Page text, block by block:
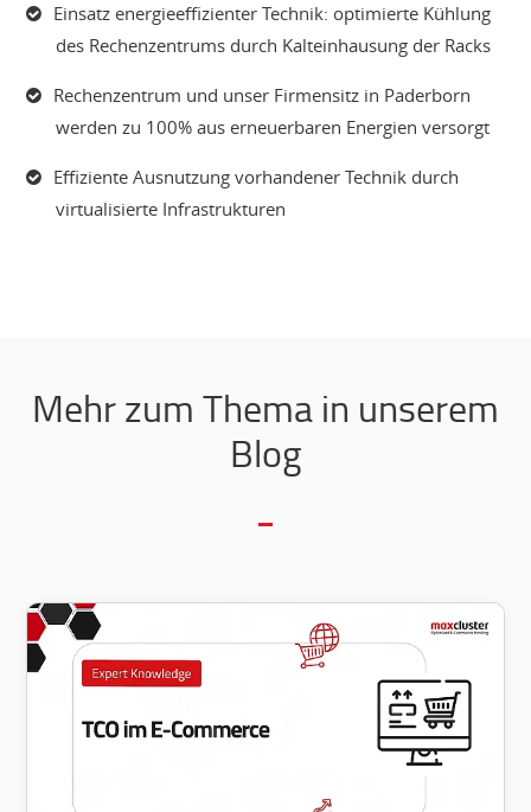
Einsatz energieeffizienter Technik: optimierte Kühlung
des Rechenzentrums durch Kalteinhausung der Racks
Rechenzentrum und unser Firmensitz in Paderborn
werden zu 100% aus erneuerbaren Energien versorgt
Effiziente Ausnutzung vorhandener Technik durch
virtualisierte Infrastrukturen
Mehr zum Thema in unserem
Blog